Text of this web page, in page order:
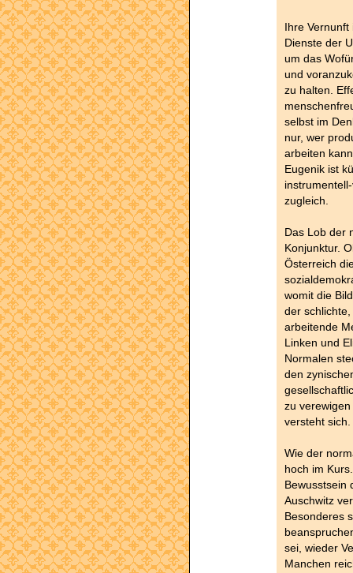
Ihre
Dienste der
um das
und
zu halten.
selbst im
nur, wer
arbeiten
Eugenik ist
zugleich.
Das Lob der
Konjunktur.
Österreich
womit die
der
arbeitende
Linken und
Normalen
den
zu
versteht sich.
Wie der
hoch im
Bewusstsein
Auschwitz
Besonderes
sei, wieder
Manchen